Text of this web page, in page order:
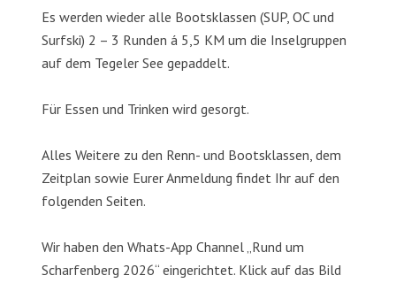
Es werden wieder alle Bootsklassen (SUP, OC und
Surfski) 2 – 3 Runden á 5,5 KM um die Inselgruppen
auf dem Tegeler See gepaddelt.
Für Essen und Trinken wird gesorgt.
Alles Weitere zu den Renn- und Bootsklassen, dem
Zeitplan sowie Eurer Anmeldung findet Ihr auf den
folgenden Seiten.
Wir haben den Whats-App Channel „Rund um
Scharfenberg 2026“ eingerichtet. Klick auf das Bild